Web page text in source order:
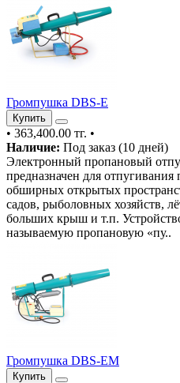
Громпушка DBS-E
Купить
• 363,400.00 тг. •
Наличие: Под заказ (10 дней)
Электронный пропановый
предназначен для
обширных открытых
садов, рыболовных хозяйств,
больших крыш и т.п.
называемую пропановую «пу..
Громпушка DBS-EM
Купить